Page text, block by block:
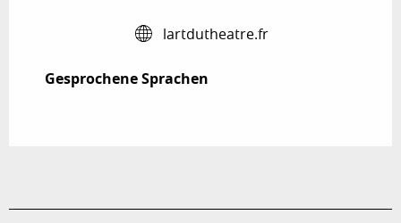
lartdutheatre.fr
Gesprochene Sprachen
Gesprochene Sprachen